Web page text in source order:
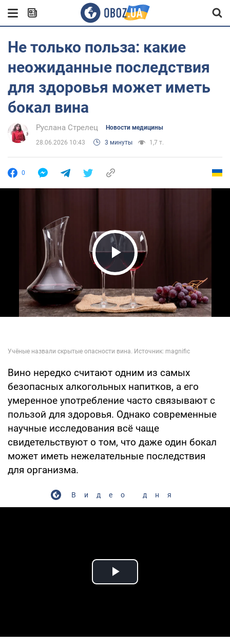
Не только польза: какие
неожиданные последствия
для здоровья может иметь
бокал вина
Руслана Стрелец Новости медицины
28.06.2026 10:43 3 минуты 1,7 т.
0
Play Video
Вино нередко считают одним из самых
безопасных алкогольных напитков, а его
умеренное употребление часто связывают с
пользой для здоровья. Однако современные
научные исследования всё чаще
свидетельствуют о том, что даже один бокал
может иметь нежелательные последствия
для организма.
Видео дня
Play Video